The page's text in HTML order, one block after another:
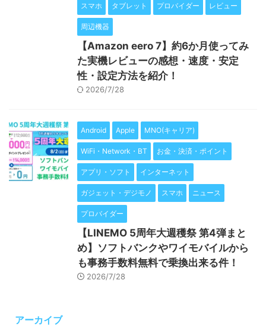
スマホ タブレット プロバイダー レビュー
周辺機器
【Amazon eero 7】約6か月使ってみ
た実機レビューの感想・速度・安定
性・設定方法を紹介！
2026/7/28
Android Apple MNO(キャリア)
WiFi・Network・BT お金・決済・ポイント
アプリ・ソフト インターネット
ガジェット・デジモノ スマホ ニュース
プロバイダー
【LINEMO 5周年大週穫祭 第4弾まと
め】ソフトバンクやワイモバイルから
も事務手数料無料で乗換出来る件！
2026/7/28
アーカイブ